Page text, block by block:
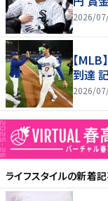
2026/
【
到達
2026/
ライフスタイルの新着